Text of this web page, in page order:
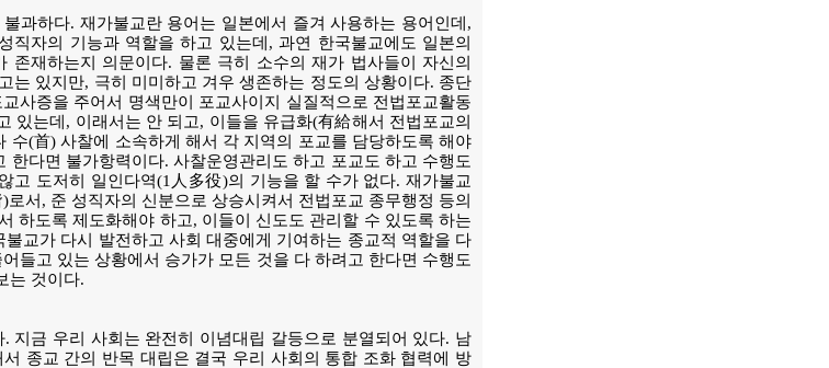
과하다. 재가불교란 용어는 일본에서 즐겨 사용하는 용어인데,
직자의 기능과 역할을 하고 있는데, 과연 한국불교에도 일본의
존재하는지 의문이다. 물론 극히 소수의 재가 법사들이 자신의
는 있지만, 극히 미미하고 겨우 생존하는 정도의 상황이다. 종단
사증을 주어서 명색만이 포교사이지 실질적으로 전법포교활동
있는데, 이래서는 안 되고, 이들을 유급화(有給해서 전법포교의
수(首) 사찰에 소속하게 해서 각 지역의 포교를 담당하도록 해야
한다면 불가항력이다. 사찰운영관리도 하고 포교도 하고 수행도
고 도저히 일인다역(1人多役)의 기능을 할 수가 없다. 재가불교
서, 준 성직자의 신분으로 상승시켜서 전법포교 종무행정 등의
하도록 제도화해야 하고, 이들이 신도도 관리할 수 있도록 하는
교가 다시 발전하고 사회 대중에게 기여하는 종교적 역할을 다
들고 있는 상황에서 승가가 모든 것을 다 하려고 한다면 수행도
는 것이다.
지금 우리 사회는 완전히 이념대립 갈등으로 분열되어 있다. 남
종교 간의 반목 대립은 결국 우리 사회의 통합 조화 협력에 방